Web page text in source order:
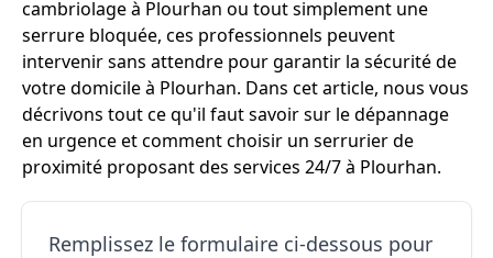
cambriolage à Plourhan ou tout simplement une
serrure bloquée, ces professionnels peuvent
intervenir sans attendre pour garantir la sécurité de
votre domicile à Plourhan. Dans cet article, nous vous
décrivons tout ce qu'il faut savoir sur le dépannage
en urgence et comment choisir un serrurier de
proximité proposant des services 24/7 à Plourhan.
Remplissez le formulaire ci-dessous pour